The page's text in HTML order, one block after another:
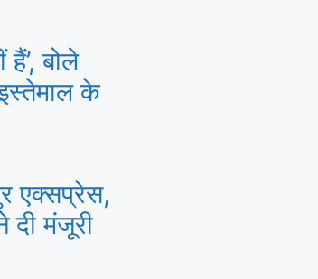
बोले
के
एक्सप्रेस,
दी मंजूरी